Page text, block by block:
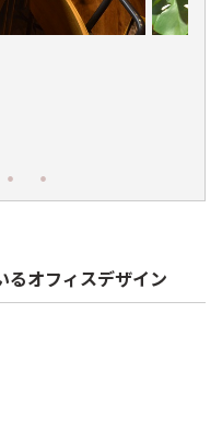
るオフィスデザイン